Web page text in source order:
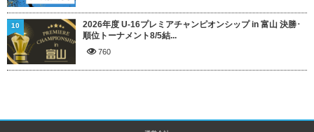
2026年度 U-16プレミアチャンピオンシップ in 富山 決勝･
順位トーナメント8/5結...
760
10